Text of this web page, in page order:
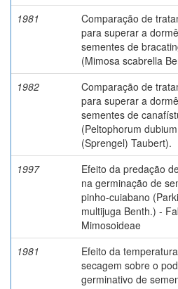
1981
Comparação de
para superar a
sementes de
(Mimosa scabrella
1982
Comparação de
para superar a
sementes de
(Peltophorum dubium
(Sprengel) Taubert).
1997
Efeito da predação
na germinação de
pinho-cuiabano
multijuga Benth.) -
Mimosoideae
1981
Efeito da
secagem sobre o
germinativo de